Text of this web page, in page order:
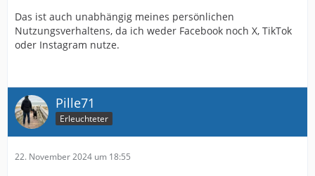
Das ist auch unabhängig meines persönlichen
Nutzungsverhaltens, da ich weder Facebook noch X, TikTok
oder Instagram nutze.
Pille71
Erleuchteter
22. November 2024 um 18:55